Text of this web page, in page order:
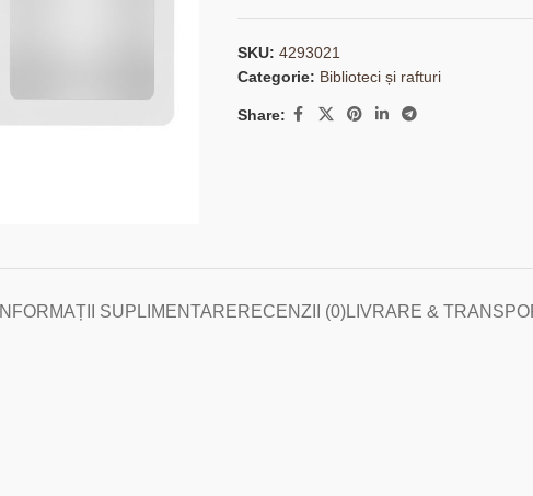
SKU: 4293021
Categorie: Biblioteci și rafturi
Share:
INFORMAȚII SUPLIMENTARERECENZII (0)LIVRARE &